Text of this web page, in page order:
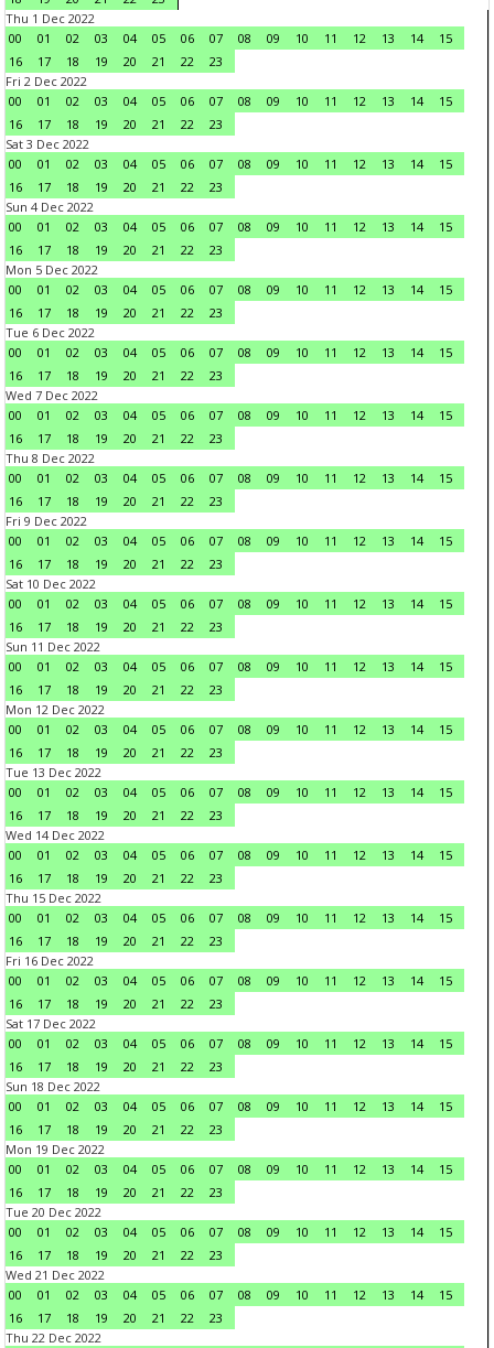
Thu 1 Dec 2022
00
01 02 03 04 05 06 07 08 09 10 11 12 13 14
15
16
17 18 19 20 21 22
23
Fri 2 Dec 2022
00
01 02 03 04 05 06 07 08 09 10 11 12 13 14
15
16
17 18 19 20 21 22
23
Sat 3 Dec 2022
00
01 02 03 04 05 06 07 08 09 10 11 12 13 14
15
16
17 18 19 20 21 22
23
Sun 4 Dec 2022
00
01 02 03 04 05 06 07 08 09 10 11 12 13 14
15
16
17 18 19 20 21 22
23
Mon 5 Dec 2022
00
01 02 03 04 05 06 07 08 09 10 11 12 13 14
15
16
17 18 19 20 21 22
23
Tue 6 Dec 2022
00
01 02 03 04 05 06 07 08 09 10 11 12 13 14
15
16
17 18 19 20 21 22
23
Wed 7 Dec 2022
00
01 02 03 04 05 06 07 08 09 10 11 12 13 14
15
16
17 18 19 20 21 22
23
Thu 8 Dec 2022
00
01 02 03 04 05 06 07 08 09 10 11 12 13 14
15
16
17 18 19 20 21 22
23
Fri 9 Dec 2022
00
01 02 03 04 05 06 07 08 09 10 11 12 13 14
15
16
17 18 19 20 21 22
23
Sat 10 Dec 2022
00
01 02 03 04 05 06 07 08 09 10 11 12 13 14
15
16
17 18 19 20 21 22
23
Sun 11 Dec 2022
00
01 02 03 04 05 06 07 08 09 10 11 12 13 14
15
16
17 18 19 20 21 22
23
Mon 12 Dec 2022
00
01 02 03 04 05 06 07 08 09 10 11 12 13 14
15
16
17 18 19 20 21 22
23
Tue 13 Dec 2022
00
01 02 03 04 05 06 07 08 09 10 11 12 13 14
15
16
17 18 19 20 21 22
23
Wed 14 Dec 2022
00
01 02 03 04 05 06 07 08 09 10 11 12 13 14
15
16
17 18 19 20 21 22
23
Thu 15 Dec 2022
00
01 02 03 04 05 06 07 08 09 10 11 12 13 14
15
16
17 18 19 20 21 22
23
Fri 16 Dec 2022
00
01 02 03 04 05 06 07 08 09 10 11 12 13 14
15
16
17 18 19 20 21 22
23
Sat 17 Dec 2022
00
01 02 03 04 05 06 07 08 09 10 11 12 13 14
15
16
17 18 19 20 21 22
23
Sun 18 Dec 2022
00
01 02 03 04 05 06 07 08 09 10 11 12 13 14
15
16
17 18 19 20 21 22
23
Mon 19 Dec 2022
00
01 02 03 04 05 06 07 08 09 10 11 12 13 14
15
16
17 18 19 20 21 22
23
Tue 20 Dec 2022
00
01 02 03 04 05 06 07 08 09 10 11 12 13 14
15
16
17 18 19 20 21 22
23
Wed 21 Dec 2022
00
01 02 03 04 05 06 07 08 09 10 11 12 13 14
15
16
17 18 19 20 21 22
23
Thu 22 Dec 2022